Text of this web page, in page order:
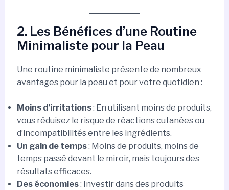
2. Les Bénéfices d’une Routine
Minimaliste pour la Peau
Une routine minimaliste présente de nombreux
avantages pour la peau et pour votre quotidien :
Moins d’irritations: En utilisant moins de produits,
vous réduisez le risque de réactions cutanées ou
d’incompatibilités entre les ingrédients.
Un gain de temps: Moins de produits, moins de
temps passé devant le miroir, mais toujours des
résultats efficaces.
Des économies: Investir dans des produits